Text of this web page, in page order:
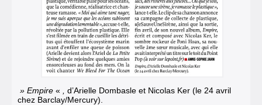
» Empire «
d’Arielle Dombasle et Nicolas Ker (le 24 avril
chez Barclay/Mercury).